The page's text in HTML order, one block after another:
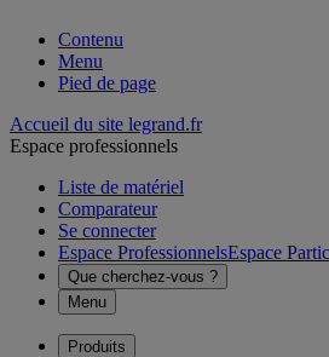
Contenu
Menu
Pied de page
Accueil du site legrand.fr
Espace professionnels
Liste de matériel
Comparateur
Se connecter
Espace ProfessionnelsEspace
Que cherchez-vous ?
Menu
Produits